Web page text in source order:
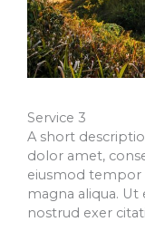
Service 3
A short
dolor amet,
eiusmod tempor
magna aliqua.
nostrud exer